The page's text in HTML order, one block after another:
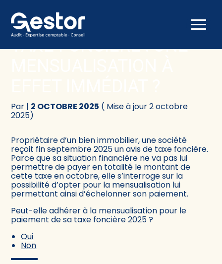
Aller
au
Créer et reprendre une activité
Gérer votre quotidien
Être prêt pour la facturation électronique
Comptabilité
Fiscalité
Juridique
Conseil
TAXE FONCIÈRE : UNE
Par | 2 OCTOBRE 2025 ( Mise à jour 2 octobre
2025)
Propriétaire d’un bien immobilier, une société
reçoit fin septembre 2025 un avis de taxe foncière.
Parce que sa situation financière ne va pas lui
permettre de payer en totalité le montant de
cette taxe en octobre, elle s’interroge sur la
possibilité d’opter pour la mensualisation lui
permettant ainsi d’échelonner son paiement.
Peut-elle adhérer à la mensualisation pour le
paiement de sa taxe foncière 2025 ?
Oui
Non